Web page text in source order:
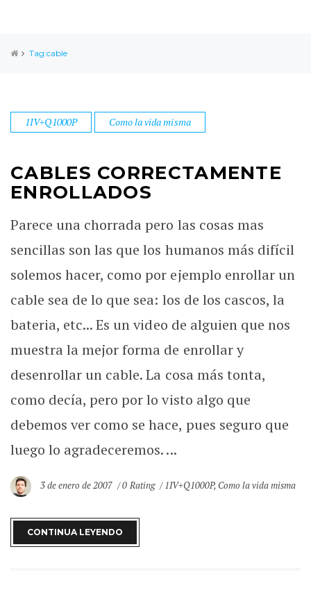
Tag:cable
1IV+Q1000P Como la vida misma
CABLES CORRECTAMENTE
ENROLLADOS
Parece una chorrada pero las cosas mas
sencillas son las que los humanos más difícil
solemos hacer, como por ejemplo enrollar un
cable sea de lo que sea: los de los cascos, la
bateria, etc... Es un video de alguien que nos
muestra la mejor forma de enrollar y
desenrollar un cable. La cosa más tonta,
como decía, pero por lo visto algo que
debemos ver como se hace, pues seguro que
luego lo agradeceremos. ...
3 de enero de 2007 0 Rating 1IV+Q1000P, Como la vida misma
CONTINUA LEYENDO